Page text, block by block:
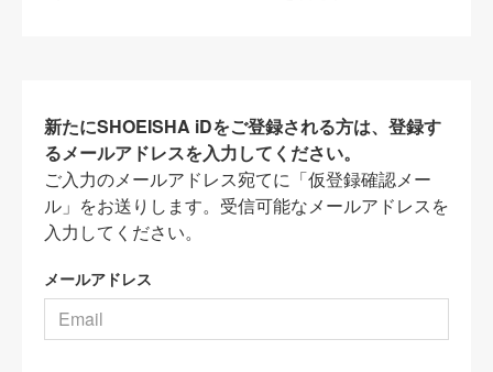
新たにSHOEISHA iDをご登録される方は、登録す
るメールアドレスを入力してください。
ご入力のメールアドレス宛てに「仮登録確認メー
ル」をお送りします。受信可能なメールアドレスを
入力してください。
メールアドレス